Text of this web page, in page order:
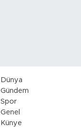
Dünya
Gündem
Spor
Genel
Künye